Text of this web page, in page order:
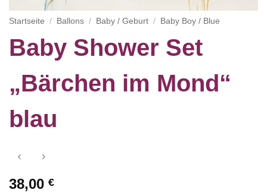
Startseite / Ballons / Baby / Geburt / Baby Boy / Blue
Baby Shower Set
„Bärchen im Mond“
blau
38,00 €